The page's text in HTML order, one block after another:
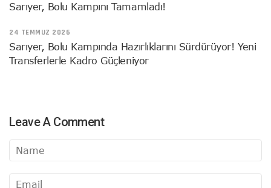
Sarıyer, Bolu Kampını Tamamladı!
24 TEMMUZ 2026
Sarıyer, Bolu Kampında Hazırlıklarını Sürdürüyor! Yeni
Transferlerle Kadro Güçleniyor
Leave A Comment